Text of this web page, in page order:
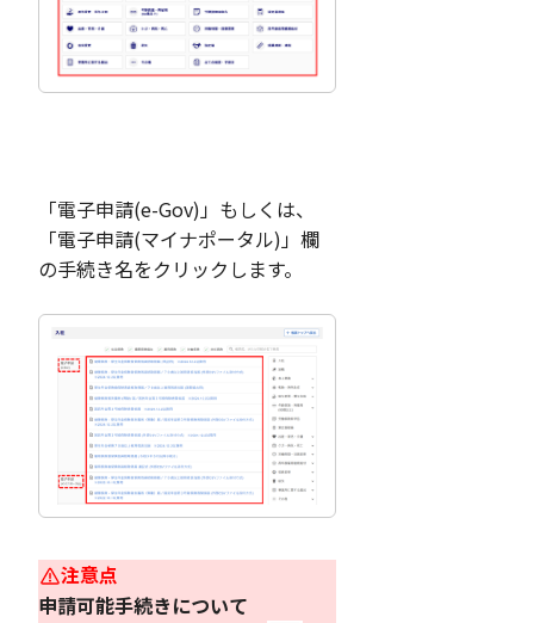
「電子申請(e-Gov)」もしくは、
「電子申請(マイナポータル)」欄
の手続き名をクリックします。
注意点
申請可能手続きについて